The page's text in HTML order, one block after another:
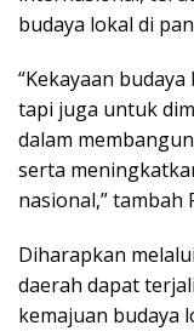
budaya lokal di
“Kekayaan
tapi juga untuk
dalam
serta
nasional,” tambah
Diharapkan
daerah dapat
kemajuan budaya